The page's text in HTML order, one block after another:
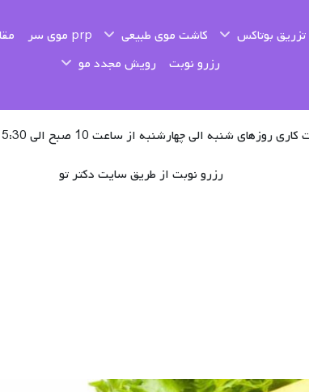
تزریق بوتاکس کاشت موی طبیعی prp موی سر
رزرو نوبت
رویش مجدد مو
روزهای شنبه الی چهارشنبه از ساعت 10 صبح الی 15:30 بعدازظهر
رزرو نوبت از طریق سایت دکتر تو